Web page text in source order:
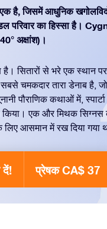
है, जिसमें आधुनिक
परिवार का हिस्सा है।
अक्षांश)।
है। सितारों से भरे एक स्थान
चमकदार तारा डेनाब है,
पौराणिक कथाओं में, स्पार्टा
एक और मिथक सिग्नस
आसमान में रख दिया गया
दें! प्रेषक CA$ 37